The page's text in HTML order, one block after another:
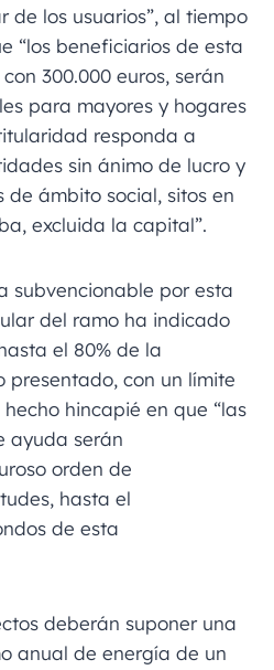
de los usuarios”, al tiempo
“los beneficiarios de esta
300.000 euros, serán
para mayores y hogares
responda a
sin ánimo de lucro y
ámbito social, sitos en
excluida la capital”.
subvencionable por esta
del ramo ha indicado
el 80% de la
con un límite
hincapié en que “las
ayuda serán
orden de
hasta el
de esta
deberán suponer una
anual de energía de un